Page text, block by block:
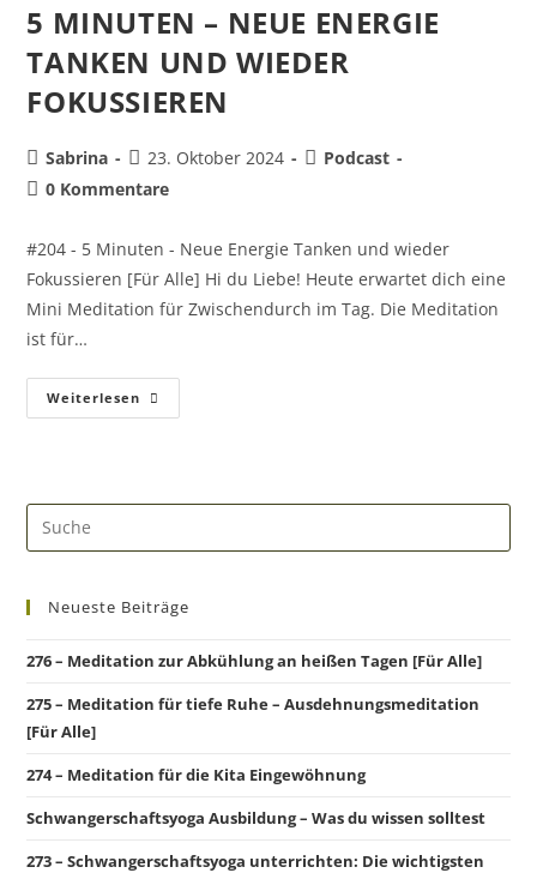
5 MINUTEN – NEUE ENERGIE
TANKEN UND WIEDER
FOKUSSIEREN
Sabrina 23. Oktober 2024
Podcast
0 Kommentare
#204 - 5 Minuten - Neue Energie Tanken und wieder
Fokussieren [Für Alle] Hi du Liebe! Heute erwartet dich eine
Mini Meditation für Zwischendurch im Tag. Die Meditation
ist für…
Weiterlesen
Neueste Beiträge
276 – Meditation zur Abkühlung an heißen Tagen [Für Alle]
275 – Meditation für tiefe Ruhe – Ausdehnungsmeditation
[Für Alle]
274 – Meditation für die Kita Eingewöhnung
Schwangerschaftsyoga Ausbildung – Was du wissen solltest
273 – Schwangerschaftsyoga unterrichten: Die wichtigsten